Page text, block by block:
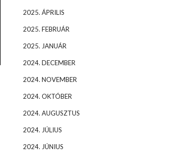
2025. ÁPRILIS
2025. FEBRUÁR
2025. JANUÁR
2024. DECEMBER
2024. NOVEMBER
2024. OKTÓBER
2024. AUGUSZTUS
2024. JÚLIUS
2024. JÚNIUS